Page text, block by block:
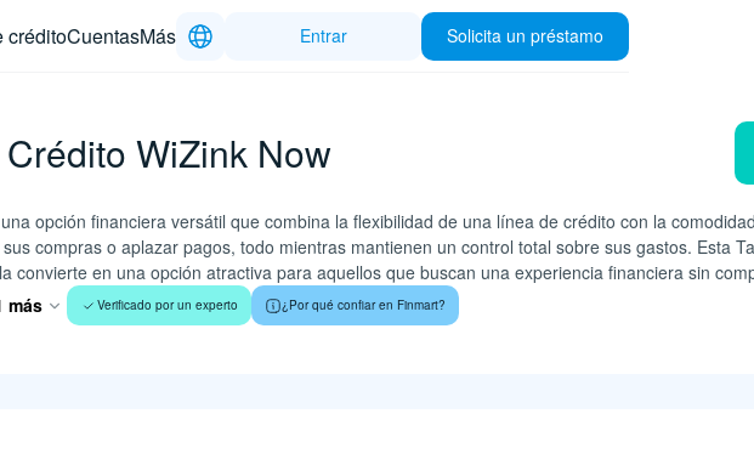
créditoCuentasMás Entrar Solicita un préstamo
WiZink Now
opción financiera versátil que combina la flexibilidad de una línea de crédito con la
compras o aplazar pagos, todo mientras mantienen un control total sobre sus gastos. Esta
convierte en una opción atractiva para aquellos que buscan una experiencia financiera sin
más Verificado por un experto ¿Por qué confiar en Finmart?